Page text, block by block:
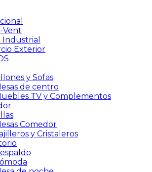
Vent
Industrial
Exterior
y Sofas
de centro
TV y Complementos
Comedor
y Cristaleros